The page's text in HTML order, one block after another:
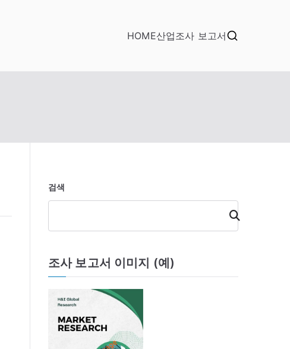
HOME산업조사 보고서
검색
검
색
조사 보고서 이미지 (예)